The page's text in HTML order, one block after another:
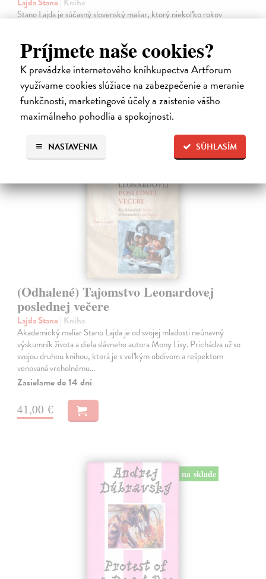
Príjmete naše cookies?
K prevádzke internetového kníhkupectva Artforum
využívame cookies slúžiace na zabezpečenie a meranie
funkčnosti, marketingové účely a zaistenie vášho
maximálneho pohodlia a spokojnosti.
SÚHLASÍM
NASTAVENIA
Stano Lajda je súčasný slovenský maliar, ktorý niekoľko rokov
slabé…
Na sklade
31,92 €
39,90 € ?
(Odhalené) Tajomstvo Leonardovej
poslednej večere
Lajda Stano| Kniha
Akademický maliar Stano Lajda je od svojej mladosti neúnavný
výskumník života a diela slávneho autora Mony Lisy. Prichádza už so
svojou druhou knihou, ktorá je s veľkým obdivom a rešpektom
venovaná vrcholnému…
Zasielame do 14 dní
41,00 €
na sklade